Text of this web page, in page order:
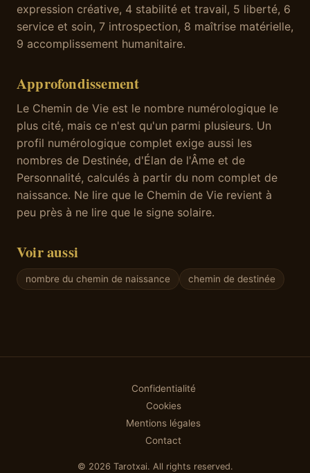
expression créative, 4 stabilité et travail, 5 liberté, 6
service et soin, 7 introspection, 8 maîtrise matérielle,
9 accomplissement humanitaire.
Approfondissement
Le Chemin de Vie est le nombre numérologique le
plus cité, mais ce n'est qu'un parmi plusieurs. Un
profil numérologique complet exige aussi les
nombres de Destinée, d'Élan de l'Âme et de
Personnalité, calculés à partir du nom complet de
naissance. Ne lire que le Chemin de Vie revient à
peu près à ne lire que le signe solaire.
Voir aussi
nombre du chemin de naissance chemin de destinée
Confidentialité
Cookies
Mentions légales
Contact
© 2026 Tarotxai. All rights reserved.